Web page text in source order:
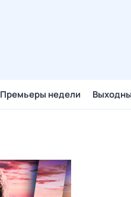
Премьеры недели